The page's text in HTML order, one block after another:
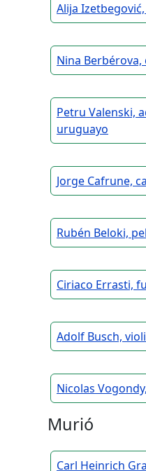
Alija
Nina
Petru Valenski,
uruguayo
Jorge Cafrune,
Rubén Beloki,
Ciriaco Errasti,
Adolf Busch,
Nicolas
Murió
Carl Heinrich